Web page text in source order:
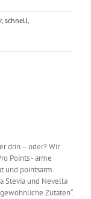
, schnell,
drin – oder? Wir
Points - arme
und pointsarm
Stevia und Nevella
Zutaten“.